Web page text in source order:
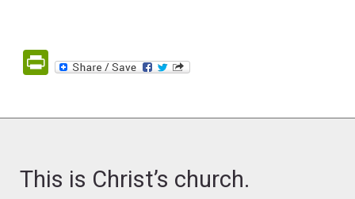
PrintFriendly
This is Christ’s church.